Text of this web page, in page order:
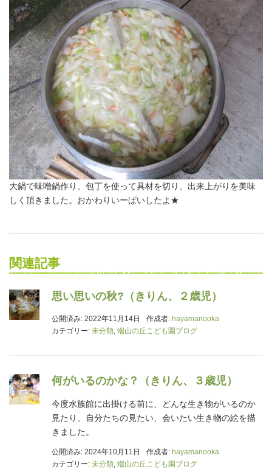
大鍋で味噌鍋作り。包丁を使って具材を切り、出来上がりを美味
しく頂きました。おかわりいーぱいしたよ★
関連記事
思い思いの秋?（きりん、２歳児）
公開済み: 2022年11月14日 作成者: hayamanooka
カテゴリー: 未分類, 端山の丘こども園ブログ
何がいるのかな？（きりん、３歳児）
今度水族館に出掛ける前に、どんな生き物がいるのか
見たり、自分たちの見たい、会いたい生き物の絵を描
きました。
公開済み: 2024年10月11日 作成者: hayamanooka
カテゴリー: 未分類, 端山の丘こども園ブログ